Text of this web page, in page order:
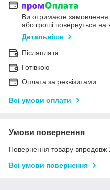
Ви отримаєте замовлення
або гроші повернуться на
Детальніше
Післяплата
Готівкою
Оплата за реквізитами
Всі умови оплати
Умови повернення
Повернення товару впродовж
Всі умови повернення